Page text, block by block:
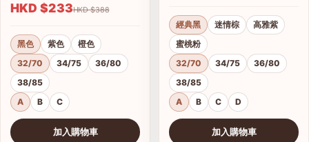
HKD $233 HKD $388
黑色 紫色
橙色
32/70
34/75
36/80
38/85
A
B C
加入購物車
經典黑 迷情棕
高雅紫
蜜桃粉
32/70
34/75
36/80
38/85
A
B C D
加入購物車